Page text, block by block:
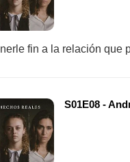
fin a la relación que
S01E08 -